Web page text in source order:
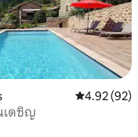
คะแนนเฉลี่
4.92 (92)
อมิลี" *** ในเดซิญ